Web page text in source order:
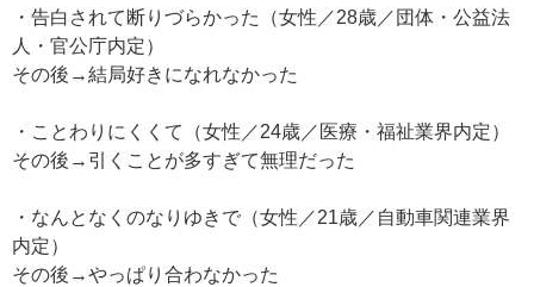
・告白されて断りづらかった（女性／28歳／団体・公益法
人・官公庁内定）
その後→結局好きになれなかった
・ことわりにくくて（女性／24歳／医療・福祉業界内定）
その後→引くことが多すぎて無理だった
・なんとなくのなりゆきで（女性／21歳／自動車関連業界
内定）
その後→やっぱり合わなかった